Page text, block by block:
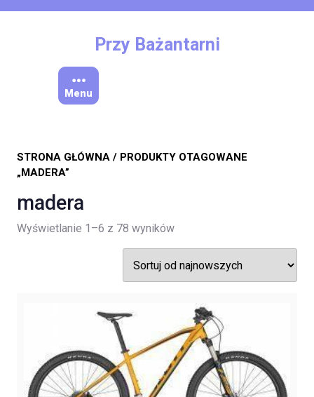
Przy Bażantarni
Menu
STRONA GŁÓWNA / PRODUKTY OTAGOWANE
„MADERA”
madera
Wyświetlanie 1–6 z 78 wynikówPosortowane
najnowszych